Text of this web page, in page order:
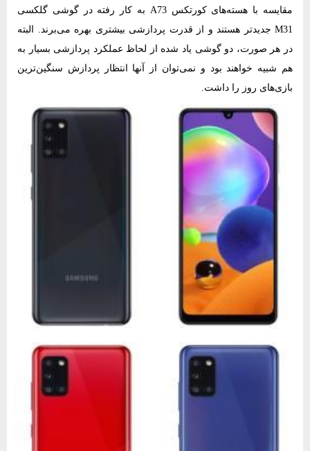
مقایسه با هسته‌های کورتکس A73 به کار رفته در گوشی گلکسی
M31 جدیدتر هستند و از قدرت پردازشی بیشتری بهره می‌برند. البته
در هر صورت، دو گوشی یاد شده از لحاظ عملکرد پردازشی بسیار به
هم شبیه خواهند بود و نمی‌توان از آنها انتظار پردازش سنگین‌ترین
بازی‌های روز را داشت.